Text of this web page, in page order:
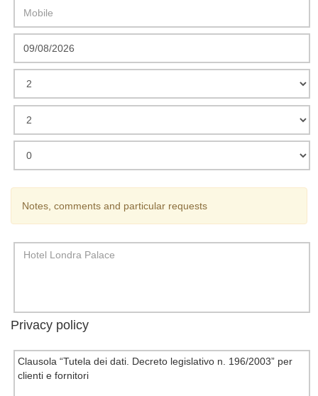
Notes, comments and particular requests
Privacy policy
Clausola “Tutela dei dati. Decreto legislativo n. 196/2003” per
clienti e fornitori